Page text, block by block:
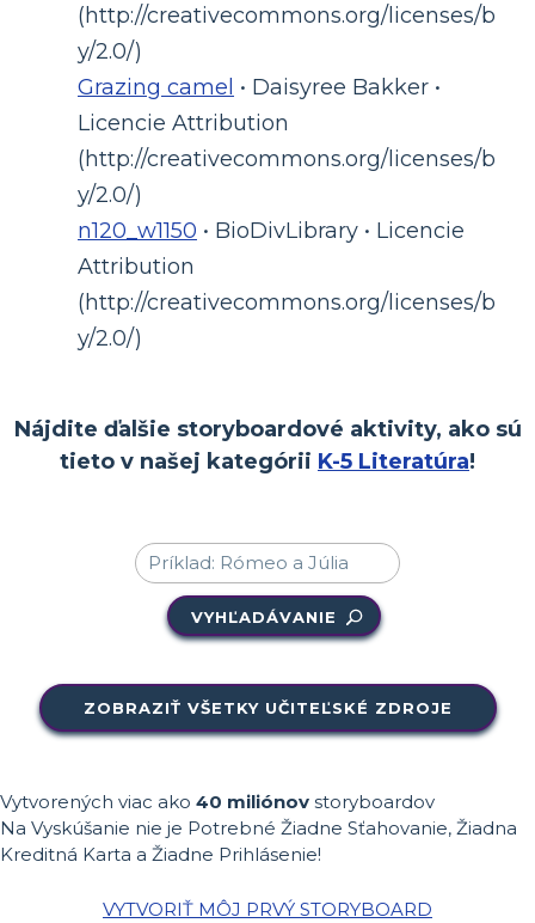
(http://creativecommons.org/licenses/b
y/2.0/)
Grazing camel • Daisyree Bakker •
Licencie Attribution
(http://creativecommons.org/licenses/b
y/2.0/)
n120_w1150 • BioDivLibrary • Licencie
Attribution
(http://creativecommons.org/licenses/b
y/2.0/)
Nájdite ďalšie storyboardové aktivity, ako sú
tieto v našej kategórii K-5 Literatúra!
VYHĽADÁVANIE
ZOBRAZIŤ VŠETKY UČITEĽSKÉ ZDROJE
Vytvorených viac ako 40 miliónov storyboardov
Na Vyskúšanie nie je Potrebné Žiadne Sťahovanie, Žiadna
Kreditná Karta a Žiadne Prihlásenie!
VYTVORIŤ MÔJ PRVÝ STORYBOARD